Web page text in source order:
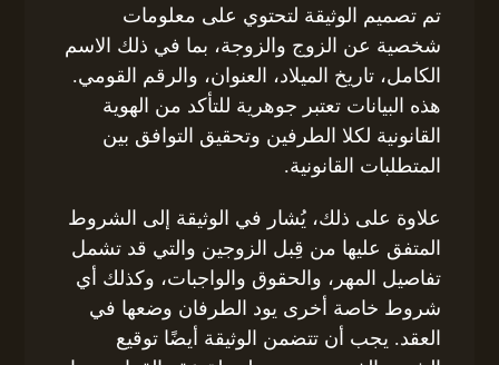
تم تصميم الوثيقة لتحتوي على معلومات
شخصية عن الزوج والزوجة، بما في ذلك الاسم
الكامل، تاريخ الميلاد، العنوان، والرقم القومي.
هذه البيانات تعتبر جوهرية للتأكد من الهوية
القانونية لكلا الطرفين وتحقيق التوافق بين
المتطلبات القانونية.
علاوة على ذلك، يُشار في الوثيقة إلى الشروط
المتفق عليها من قِبل الزوجين والتي قد تشمل
تفاصيل المهر، والحقوق والواجبات، وكذلك أي
شروط خاصة أخرى يود الطرفان وضعها في
العقد. يجب أن تتضمن الوثيقة أيضًا توقيع